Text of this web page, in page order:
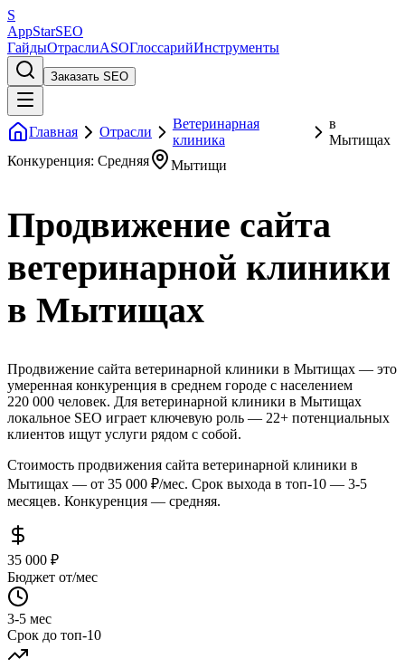
S
AppStarSEO
ГайдыОтраслиASOГлоссарийИнструменты
Заказать SEO
Главная Отрасли
Ветеринарная
клиника
в
Мытищах
Конкуренция: Средняя
Мытищи
Продвижение сайта
ветеринарной клиники
в Мытищах
Продвижение сайта ветеринарной клиники в Мытищах — это
умеренная конкуренция в среднем городе с населением
220 000 человек. Для ветеринарной клиники в Мытищах
локальное SEO играет ключевую роль — 22+ потенциальных
клиентов ищут услуги рядом с собой.
Стоимость продвижения сайта ветеринарной клиники в
Мытищах — от 35 000 ₽/мес. Срок выхода в топ-10 — 3-5
месяцев. Конкуренция — средняя.
35 000 ₽
Бюджет от/мес
3-5 мес
Срок до топ-10